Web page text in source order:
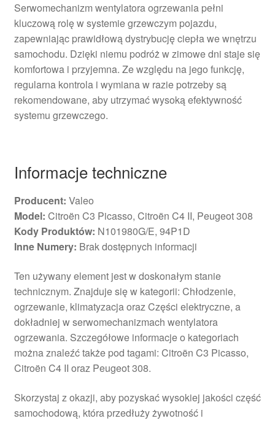
Serwomechanizm wentylatora ogrzewania pełni
kluczową rolę w systemie grzewczym pojazdu,
zapewniając prawidłową dystrybucję ciepła we wnętrzu
samochodu. Dzięki niemu podróż w zimowe dni staje się
komfortowa i przyjemna. Ze względu na jego funkcję,
regularna kontrola i wymiana w razie potrzeby są
rekomendowane, aby utrzymać wysoką efektywność
systemu grzewczego.
Informacje techniczne
Producent: Valeo
Model: Citroën C3 Picasso, Citroën C4 II, Peugeot 308
Kody Produktów: N101980G/E, 94P1D
Inne Numery: Brak dostępnych informacji
Ten używany element jest w doskonałym stanie
technicznym. Znajduje się w kategorii: Chłodzenie,
ogrzewanie, klimatyzacja oraz Części elektryczne, a
dokładniej w serwomechanizmach wentylatora
ogrzewania. Szczegółowe informacje o kategoriach
można znaleźć także pod tagami: Citroën C3 Picasso,
Citroën C4 II oraz Peugeot 308.
Skorzystaj z okazji, aby pozyskać wysokiej jakości część
samochodową, która przedłuży żywotność i